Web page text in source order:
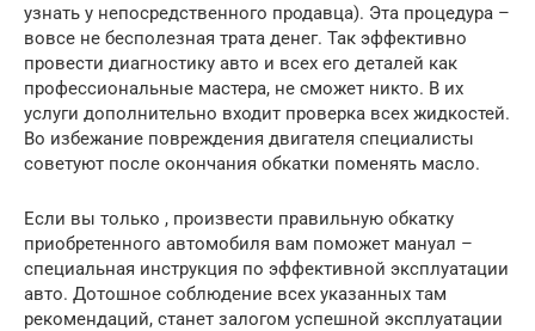
узнать у непосредственного продавца). Эта процедура –
вовсе не бесполезная трата денег. Так эффективно
провести диагностику авто и всех его деталей как
профессиональные мастера, не сможет никто. В их
услуги дополнительно входит проверка всех жидкостей.
Во избежание повреждения двигателя специалисты
советуют после окончания обкатки поменять масло.
Если вы только , произвести правильную обкатку
приобретенного автомобиля вам поможет мануал –
специальная инструкция по эффективной эксплуатации
авто. Дотошное соблюдение всех указанных там
рекомендаций, станет залогом успешной эксплуатации